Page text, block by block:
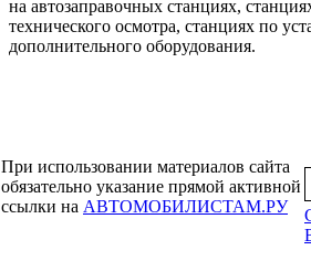
на автозаправочных станциях,
технического осмотра, станциях по
дополнительного оборудования.
При использовании материалов сайта
обязательно указание прямой активной
ссылки на АВТОМОБИЛИСТАМ.РУ